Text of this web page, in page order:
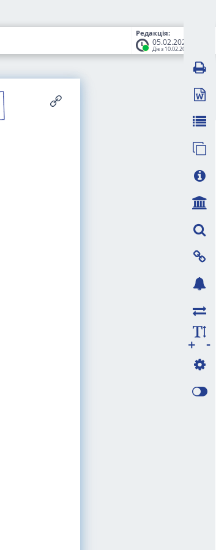
Редакція:
05.02.2026
Діє з 10.02.2026
-
+